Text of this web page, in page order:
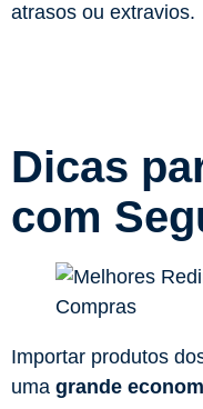
atrasos ou extravios.
Dicas
com
Importar produtos
uma grande